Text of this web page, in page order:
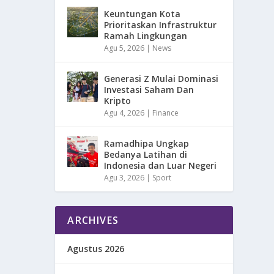
Keuntungan Kota
Prioritaskan Infrastruktur
Ramah Lingkungan
Agu 5, 2026 | News
Generasi Z Mulai Dominasi
Investasi Saham Dan
Kripto
Agu 4, 2026 | Finance
Ramadhipa Ungkap
Bedanya Latihan di
Indonesia dan Luar Negeri
Agu 3, 2026 | Sport
ARCHIVES
Agustus 2026